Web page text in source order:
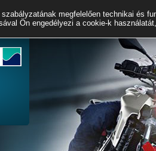
megfelelően technikai és
Ön engedélyezi a cookie-k